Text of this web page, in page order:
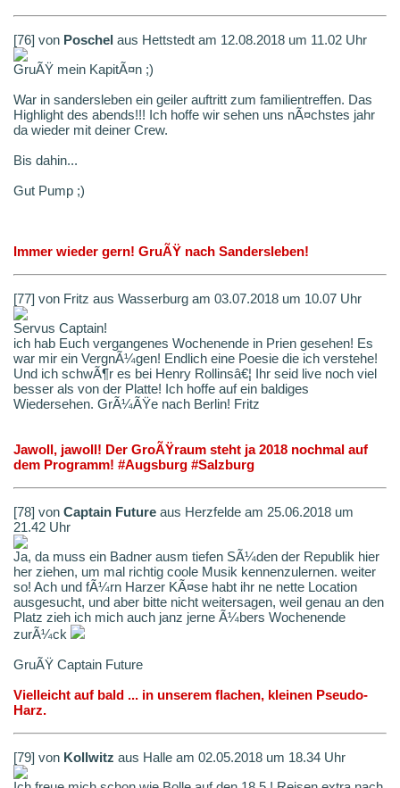
[76] von Poschel aus Hettstedt am 12.08.2018 um 11.02 Uhr
GruÃŸ mein KapitÃ¤n ;)
War in sandersleben ein geiler auftritt zum familientreffen. Das
Highlight des abends!!! Ich hoffe wir sehen uns nÃ¤chstes jahr
da wieder mit deiner Crew.
Bis dahin...
Gut Pump ;)
Immer wieder gern! GruÃŸ nach Sandersleben!
[77] von Fritz aus Wasserburg am 03.07.2018 um 10.07 Uhr
Servus Captain!
ich hab Euch vergangenes Wochenende in Prien gesehen! Es
war mir ein VergnÃ¼gen! Endlich eine Poesie die ich verstehe!
Und ich schwÃ¶r es bei Henry Rollinsâ€¦ Ihr seid live noch viel
besser als von der Platte! Ich hoffe auf ein baldiges
Wiedersehen. GrÃ¼ÃŸe nach Berlin! Fritz
Jawoll, jawoll! Der GroÃŸraum steht ja 2018 nochmal auf
dem Programm! #Augsburg #Salzburg
[78] von Captain Future aus Herzfelde am 25.06.2018 um
21.42 Uhr
Ja, da muss ein Badner ausm tiefen SÃ¼den der Republik hier
her ziehen, um mal richtig coole Musik kennenzulernen. weiter
so! Ach und fÃ¼rn Harzer KÃ¤se habt ihr ne nette Location
ausgesucht, und aber bitte nicht weitersagen, weil genau an den
Platz zieh ich mich auch janz jerne Ã¼bers Wochenende
zurÃ¼ck
GruÃŸ Captain Future
Vielleicht auf bald ... in unserem flachen, kleinen Pseudo-
Harz.
[79] von Kollwitz aus Halle am 02.05.2018 um 18.34 Uhr